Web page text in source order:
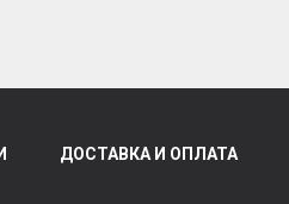
ДОСТАВКА И ОПЛАТА